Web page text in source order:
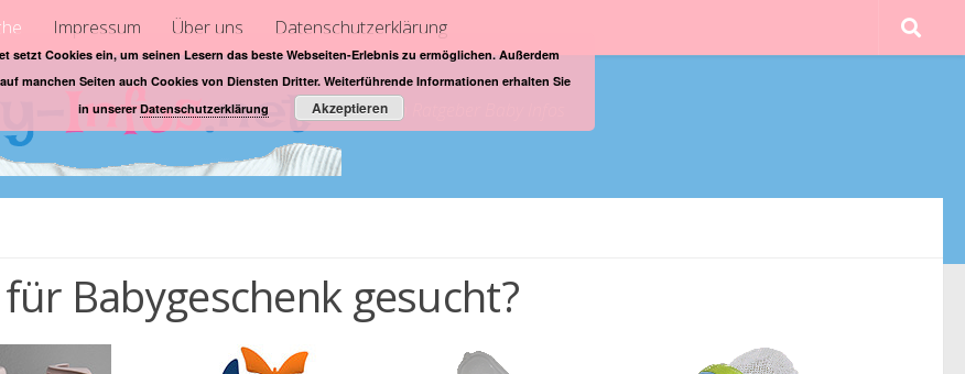
Impressum Über uns Datenschutzerklärung
Eltern Ratgeber Baby Infos
Babygeschenk gesucht?
setzt Cookies ein, um seinen Lesern das beste Webseiten-Erlebnis zu ermöglichen. Außerdem
manchen Seiten auch Cookies von Diensten Dritter. Weiterführende Informationen erhalten Sie
in unsererDatenschutzerklärung Akzeptieren